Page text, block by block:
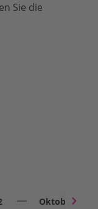
Sie die
Oktober